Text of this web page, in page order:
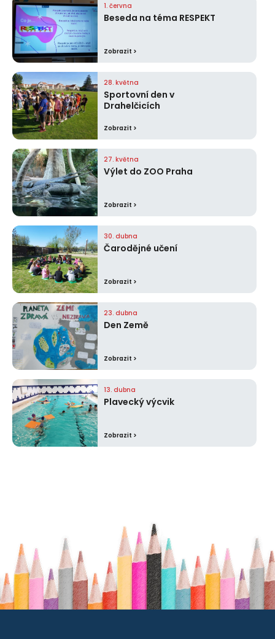
1. června
Beseda na téma RESPEKT
Zobrazit >
28. května
Sportovní den v
Drahelčicích
Zobrazit >
27. května
Výlet do ZOO Praha
Zobrazit >
30. dubna
Čarodějné učení
Zobrazit >
23. dubna
Den Země
Zobrazit >
13. dubna
Plavecký výcvik
Zobrazit >